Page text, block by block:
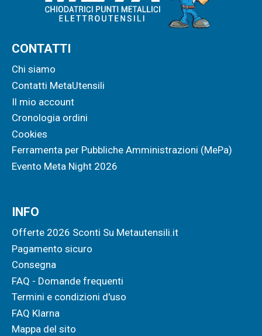
CONTATTI
Chi siamo
Contatti MetaUtensili
Il mio account
Cronologia ordini
Cookies
Ferramenta per Pubbliche Amministrazioni (MePa)
Evento Meta Night 2026
INFO
Offerte 2026 Sconti Su Metautensili.it
Pagamento sicuro
Consegna
FAQ - Domande frequenti
Termini e condizioni d'uso
FAQ Klarna
Mappa del sito